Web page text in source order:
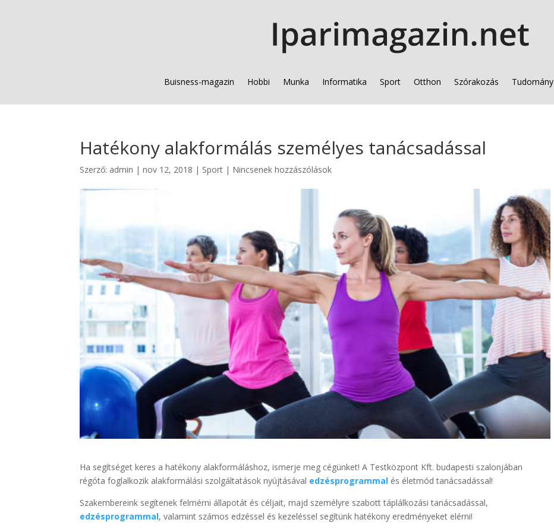
Buisness-magazin Hobbi Munka Informatika Sport Otthon Szórakozás Tudomány
Hatékony alakformálás személyes tanácsadással
Szerző: admin |nov 12, 2018 | Sport | Nincsenek hozzászólások
Ha segítséget keres a hatékony alakformáláshoz, ismerje meg cégünket! A Testközpont Kft. budapesti szalonjában
régóta foglalkozik alakformálási szolgáltatások nyújtásával edzésprogrammal és életmód tanácsadással!
Szakembereink segítenek felmérni állapotát és céljait, majd személyre szabott táplálkozási tanácsadással,
edzésprogrammal, valamint számos edzéssel és kezeléssel segítünk hatékony eredményeket elérni!